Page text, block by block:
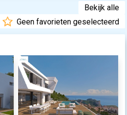
Bekijk alle
Geen favorieten geselecteerd